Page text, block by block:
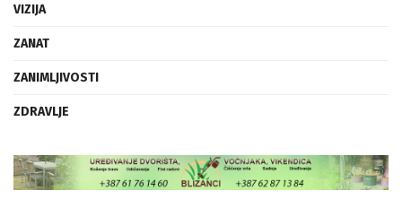
VIZIJA
ZANAT
ZANIMLJIVOSTI
ZDRAVLJE